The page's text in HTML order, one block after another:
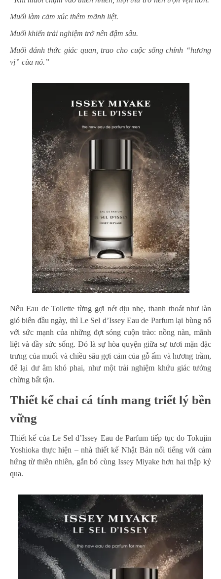
Muối làm cảm xúc thêm mãnh liệt.
Muối khiến trải nghiệm trở nên đậm sâu.
Muối đánh thức giác quan, trao cho cuộc sống chính “hương
vị” của nó.”
Nếu Eau de Toilette từng gợi nét dịu nhẹ, thanh thoát như làn
gió biển đầu ngày, thì Le Sel d’Issey Eau de Parfum lại bùng nổ
với sức mạnh của những đợt sóng cuộn trào: nồng nàn, mãnh
liệt và đầy sức sống. Đó là sự hòa quyện giữa sự tươi mặn đặc
trưng của muối và chiều sâu gợi cảm của gỗ ấm và hương trầm,
để lại dư âm khó phai, như một trải nghiệm khứu giác tưởng
chừng bất tận.
Thiết kế chai cá tính mang triết lý bền
vững
Thiết kế của Le Sel d’Issey Eau de Parfum tiếp tục do Tokujin
Yoshioka thực hiện – nhà thiết kế Nhật Bản nổi tiếng với cảm
hứng từ thiên nhiên, gắn bó cùng Issey Miyake hơn hai thập kỷ
qua.